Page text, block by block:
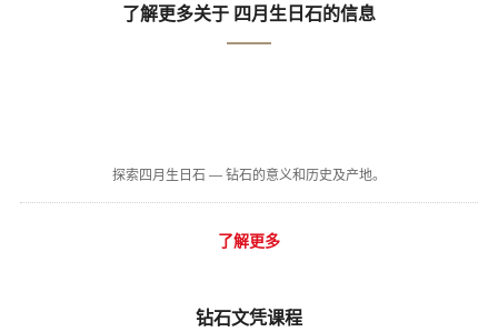
了解更多关于 四月生日石的信息
探索四月生日石 — 钻石的意义和历史及产地。
了解更多
钻石文凭课程